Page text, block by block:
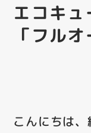
エコキュ
「フル
こんにちは